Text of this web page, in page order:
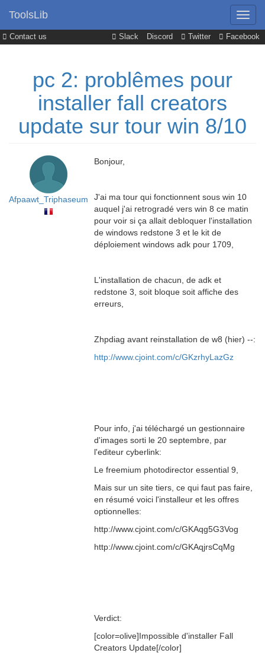
Contact us Slack Discord Twitter Facebook
ToolsLib
pc 2: problêmes pour
installer fall creators
update sur tour win 8/10
Afpaawt_Triphaseum
Bonjour,
J'ai ma tour qui fonctionnent sous win 10
auquel j'ai retrogradé vers win 8 ce matin
pour voir si ça allait debloquer l'installation
de windows redstone 3 et le kit de
déploiement windows adk pour 1709,
L'installation de chacun, de adk et
redstone 3, soit bloque soit affiche des
erreurs,
Zhpdiag avant reinstallation de w8 (hier) --:
http://www.cjoint.com/c/GKzrhyLazGz
Pour info, j'ai téléchargé un gestionnaire
d'images sorti le 20 septembre, par
l'editeur cyberlink:
Le freemium photodirector essential 9,
Mais sur un site tiers, ce qui faut pas faire,
en résumé voici l'installeur et les offres
optionnelles:
http://www.cjoint.com/c/GKAqg5G3Vog
http://www.cjoint.com/c/GKAqjrsCqMg
Verdict:
[color=olive]Impossible d'installer Fall
Creators Update[/color]